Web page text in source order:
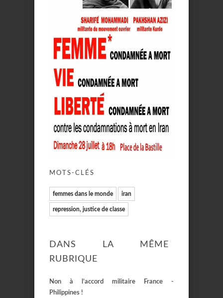
MOTS-CLÉS
femmes dans le monde iran
repression, justice de classe
DANS LA MÊME
RUBRIQUE
Non à l’accord militaire France -
Philippines !